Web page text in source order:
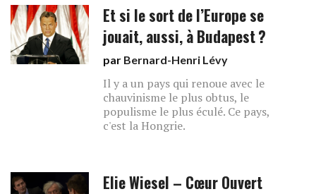
Et si le sort de l’Europe se
jouait, aussi, à Budapest ?
par Bernard-Henri Lévy
Il y a un pays qui renoue avec le
chauvinisme le plus obtus, le
populisme le plus éculé. Ce pays,
c'est la Hongrie.
Elie Wiesel – Cœur Ouvert